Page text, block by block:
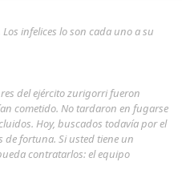
infelices lo son cada uno a su
del ejército zurigorri fueron
cometido. No tardaron en fugarse
Hoy, buscados todavía por el
de fortuna. Si usted tiene un
contratarlos: el equipo